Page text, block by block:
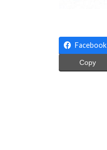
Facebook
Copy